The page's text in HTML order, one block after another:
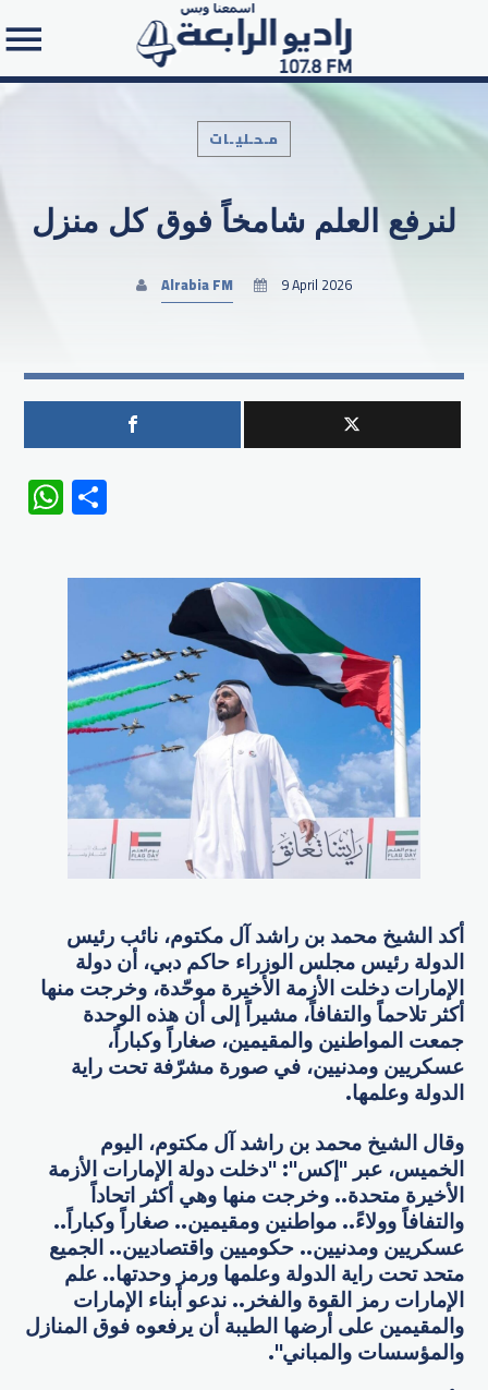
Search in the website:
مـحـليـات
لنرفع العلم شامخاً فوق كل منزل
Alrabia FM 9 April 2026
WhatsApp
أكد الشيخ محمد بن راشد آل مكتوم، نائب رئيس
الدولة رئيس مجلس الوزراء حاكم دبي، أن دولة
الإمارات دخلت الأزمة الأخيرة موحّدة، وخرجت منها
أكثر تلاحماً والتفافاً، مشيراً إلى أن هذه الوحدة
جمعت المواطنين والمقيمين، صغاراً وكباراً،
عسكريين ومدنيين، في صورة مشرّفة تحت راية
الدولة وعلمها.
وقال الشيخ محمد بن راشد آل مكتوم، اليوم
الخميس، عبر "إكس": "دخلت دولة الإمارات الأزمة
الأخيرة متحدة.. وخرجت منها وهي أكثر اتحاداً
والتفافاً وولاءً.. مواطنين ومقيمين.. صغاراً وكباراً..
عسكريين ومدنيين.. حكوميين واقتصاديين.. الجميع
متحد تحت راية الدولة وعلمها ورمز وحدتها.. علم
الإمارات رمز القوة والفخر.. ندعو أبناء الإمارات
والمقيمين على أرضها الطيبة أن يرفعوه فوق المنازل
والمؤسسات والمباني".